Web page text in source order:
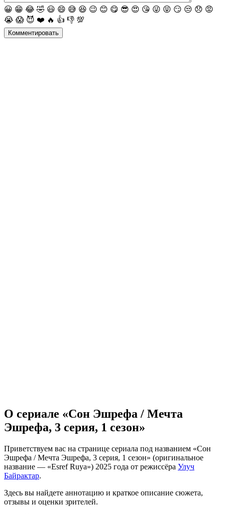
😀 😁 😂 🤣 😃 😄 😅 😆 😉 😊 😋 😎 😍 😘 😜 😝 😏 😒 😞 😡
😭 😱 😈 ❤️ 🔥 👍 👎 💯
Комментировать
О сериале «Сон Эшрефа / Мечта
Эшрефа, 3 серия, 1 сезон»
Приветствуем вас на странице сериала под названием «Сон
Эшрефа / Мечта Эшрефа, 3 серия, 1 сезон» (оригинальное
название — «Esref Ruya») 2025 года от режиссёра Улуч
Байрактар.
Здесь вы найдете аннотацию и краткое описание сюжета,
отзывы и оценки зрителей.